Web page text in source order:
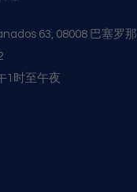
63, 08008 巴塞罗那
1时至午夜